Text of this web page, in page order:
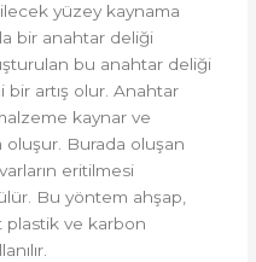
yüzey kaynama
bir anahtar deliği
bu anahtar deliği
bir artış olur. Anahtar
kaynar ve
Burada oluşan
eritilmesi
Bu yöntem ahşap,
plastik ve karbon